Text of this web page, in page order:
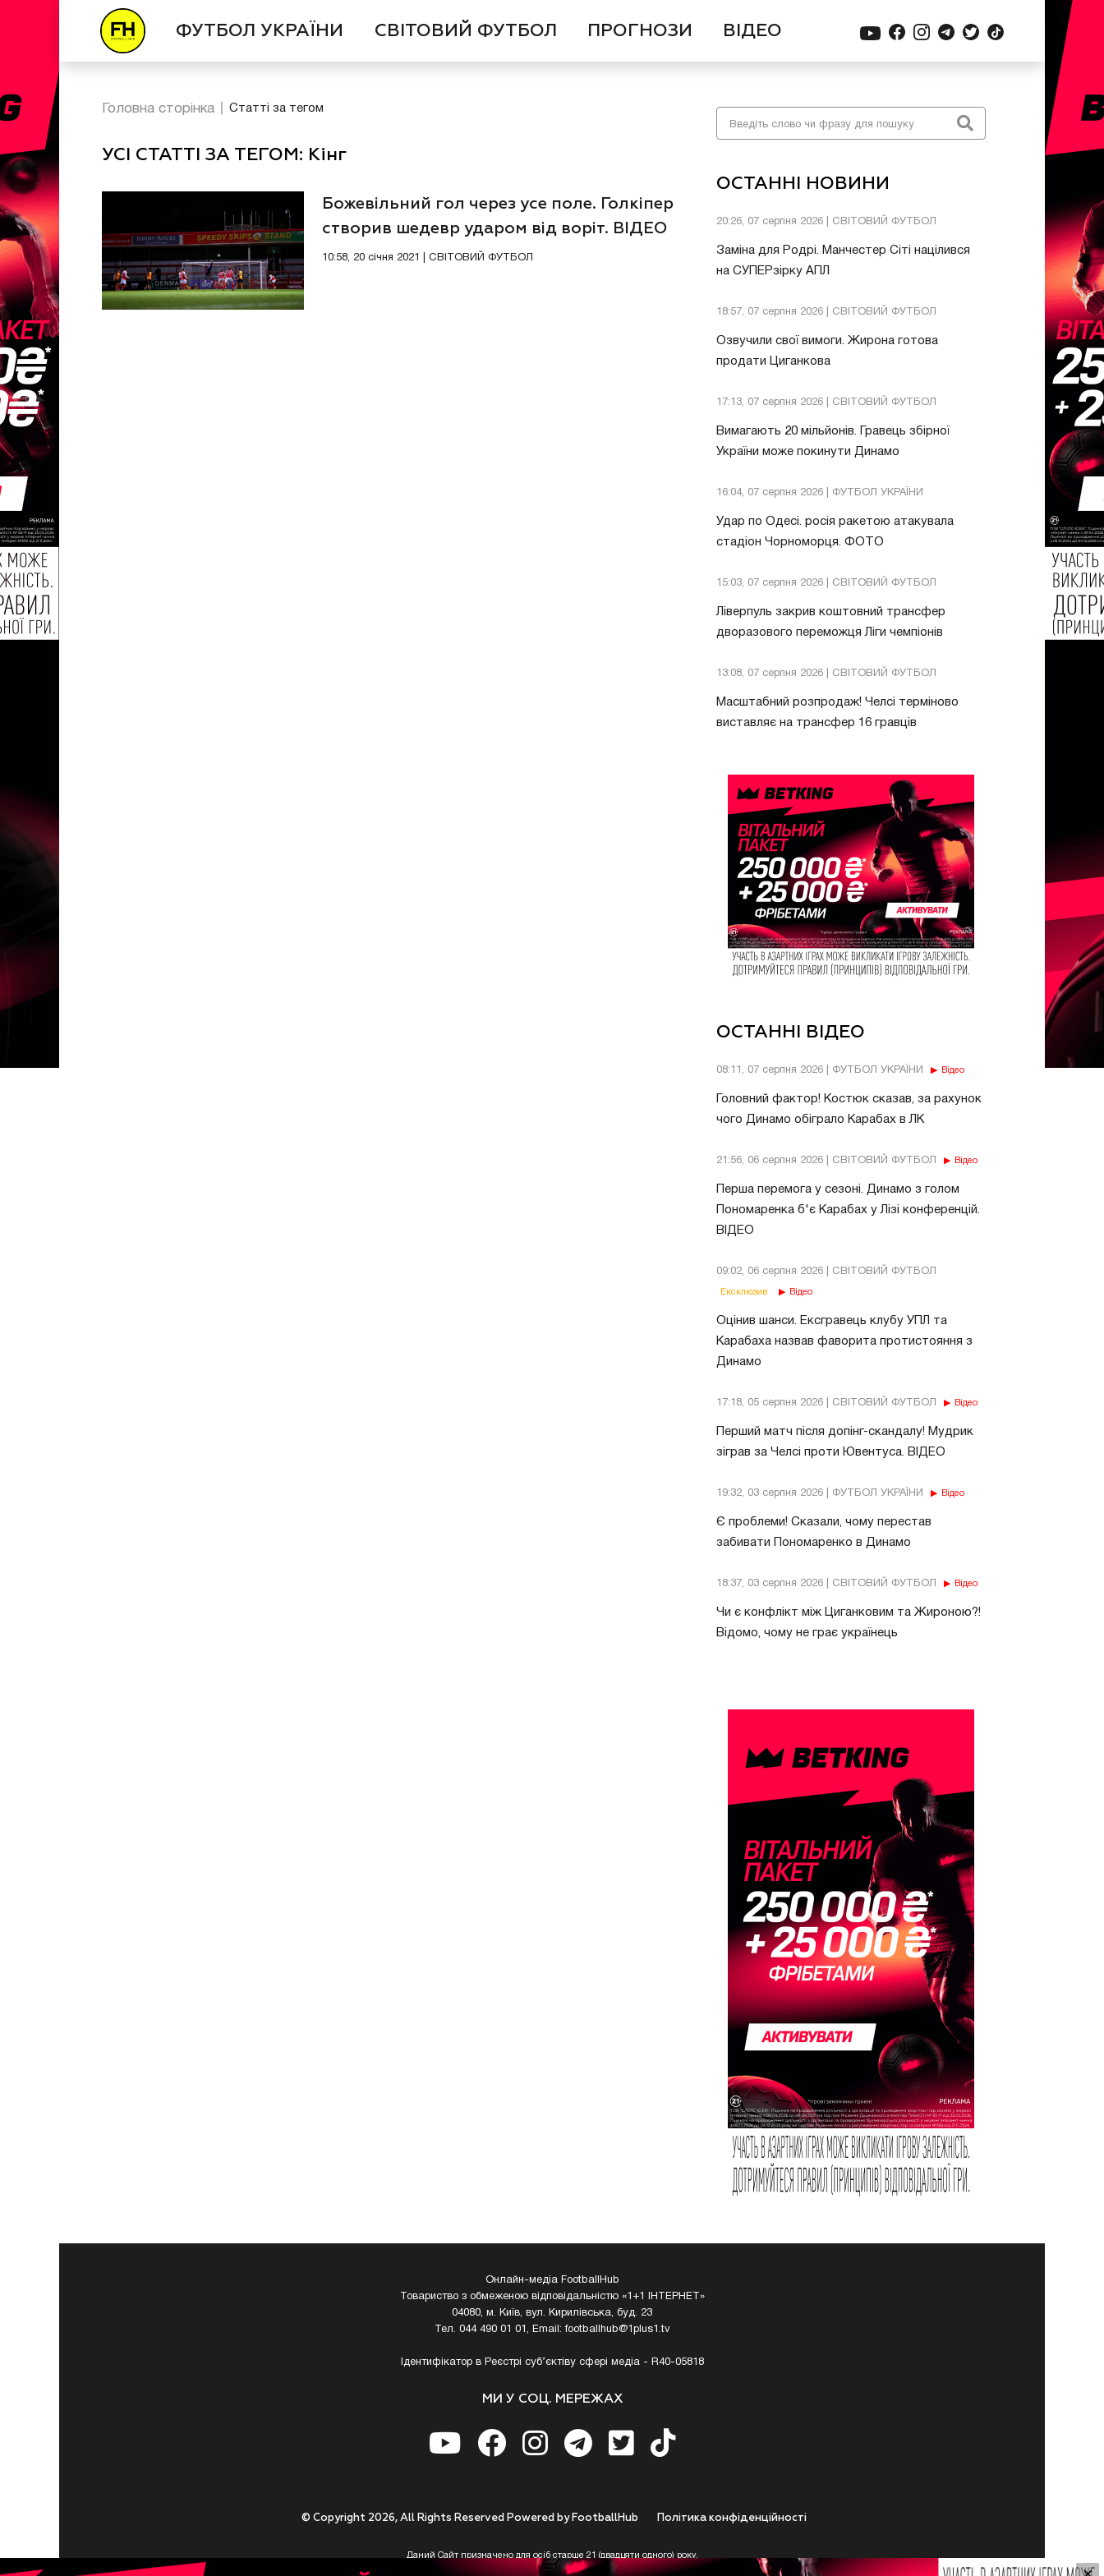
ФУТБОЛ УКРАЇНИ СВІТОВИЙ ФУТБОЛ ПРОГНОЗИ ВІДЕО
ОСТАННІ НОВИНИ
20:26, 07 серпня 2026 | СВІТОВИЙ ФУТБОЛ
Заміна для Родрі. Манчестер Сіті націлився
на СУПЕРзірку АПЛ
18:57, 07 серпня 2026 | СВІТОВИЙ ФУТБОЛ
Озвучили свої вимоги. Жирона готова
продати Циганкова
17:13, 07 серпня 2026 | СВІТОВИЙ ФУТБОЛ
Вимагають 20 мільйонів. Гравець збірної
України може покинути Динамо
16:04, 07 серпня 2026 | ФУТБОЛ УКРАЇНИ
Удар по Одесі. росія ракетою атакувала
стадіон Чорноморця. ФОТО
15:03, 07 серпня 2026 | СВІТОВИЙ ФУТБОЛ
Ліверпуль закрив коштовний трансфер
дворазового переможця Ліги чемпіонів
13:08, 07 серпня 2026 | СВІТОВИЙ ФУТБОЛ
Масштабний розпродаж! Челсі терміново
виставляє на трансфер 16 гравців
ОСТАННІ ВІДЕО
08:11, 07 серпня 2026 | ФУТБОЛ УКРАЇНИ Відео
Головний фактор! Костюк сказав, за рахунок
чого Динамо обіграло Карабах в ЛК
21:56, 06 серпня 2026 | СВІТОВИЙ ФУТБОЛ Відео
Перша перемога у сезоні. Динамо з голом
Пономаренка б'є Карабах у Лізі конференцій.
ВІДЕО
09:02, 06 серпня 2026 | СВІТОВИЙ ФУТБОЛ
Ексклюзив Відео
Оцінив шанси. Ексгравець клубу УПЛ та
Карабаха назвав фаворита протистояння з
Динамо
17:18, 05 серпня 2026 | СВІТОВИЙ ФУТБОЛ Відео
Перший матч після допінг-скандалу! Мудрик
зіграв за Челсі проти Ювентуса. ВІДЕО
19:32, 03 серпня 2026 | ФУТБОЛ УКРАЇНИ Відео
Є проблеми! Сказали, чому перестав
забивати Пономаренко в Динамо
18:37, 03 серпня 2026 | СВІТОВИЙ ФУТБОЛ Відео
Чи є конфлікт між Циганковим та Жироною?!
Відомо, чому не грає українець
Головна сторінка Статті за тегом
УСІ СТАТТІ ЗА ТЕГОМ: Кінг
Божевільний гол через усе поле. Голкіпер
створив шедевр ударом від воріт. ВІДЕО
10:58, 20 січня 2021 | СВІТОВИЙ ФУТБОЛ
Онлайн-медіа FootballHub
Товариство з обмеженою відповідальністю «1+1 ІНТЕРНЕТ»
04080, м. Київ, вул. Кирилівська, буд. 23
Тел. 044 490 01 01, Email:footballhub@1plus1.tv
Ідентифікатор в Реєстрі суб’єктіву сфері медіа - R40-05818
МИ У СОЦ. МЕРЕЖАХ
Полiтика конфiденцiйностi
© Copyright 2026, All Rights Reserved Powered by FootballHub
Даний Сайт призначено для осіб старше 21 (двадцяти одного) року.
Приступаючи до використання https://footballhub.ua, Користувач цим підтверджує, що досяг 21-річного віку.